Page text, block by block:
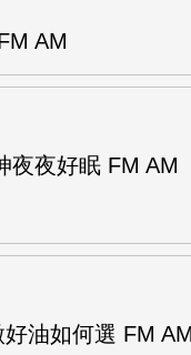
AM
夜夜好眠 FM AM
油如何選 FM AM